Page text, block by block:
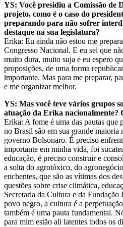
YS: Você presidiu a Comissão de
projeto, como é o caso do
preparando para não sofrer
destaque na sua legislatura?
Erika: Eu ainda não estou me
Congresso Nacional. E eu sei que
muito dura, muito suja e eu espero
proposições, de uma forma
importante. Mas para me preparar,
e me organizar melhor.
YS: Mas você teve vários grupos
atuação da Erika nacionalmente?
Erika: A fome é uma das pautas que
no Brasil são em sua grande
governo Bolsonaro. É preciso
importante em minha vida, foi
educação, é preciso construir e
a solta do agrotóxico, do
enchentes, que são as vítimas dos
questões sobre crise climática,
Secretaria da Cultura e da
povo negro, a cultura é a
também é uma pauta fundamental.
para mim estão ali latentes todos os